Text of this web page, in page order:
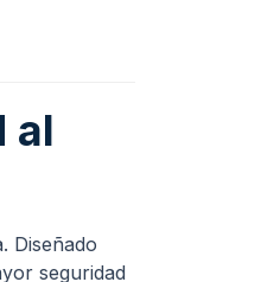
al
Diseñado
seguridad